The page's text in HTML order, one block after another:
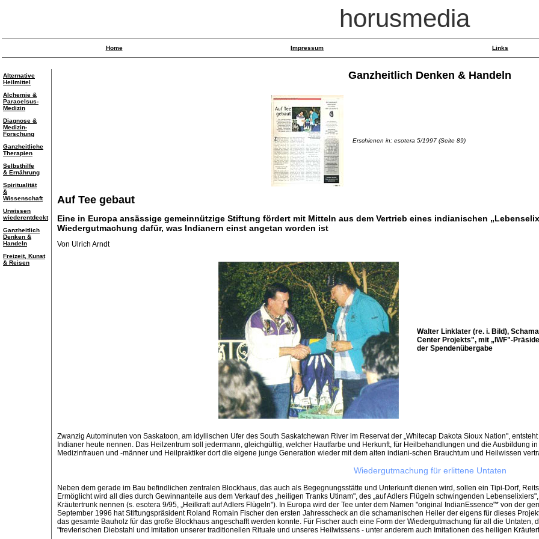
horusmedia
Home Impressum Links
Alternative
Heilmittel
Alchemie &
Paracelsus-
Medizin
Diagnose &
Medizin-
Forschung
Ganzheitliche
Therapien
Selbsthilfe
& Ernährung
Spiritualität
&
Wissenschaft
Urwissen
wiederentdeckt
Ganzheitlich
Denken &
Handeln
Freizeit, Kunst
& Reisen
Ganzheitlich Denken & Handeln
Erschienen in: esotera 5/1997 (Seite 89)
Auf Tee gebaut
Eine in Europa ansässige gemeinnützige Stiftung fördert mit Mitteln aus dem Vertrieb eines indianischen
Wiedergutmachung dafür, was Indianern einst angetan worden ist
Von Ulrich Arndt
Walter Linklater (re. i. Bild),
Center Projekts", mit „IWF"-
der Spendenübergabe
Zwanzig Autominuten von Saskatoon, am idyllischen Ufer des South Saskatchewan River im Reservat der „Whitecap Dakota Sioux Nation",
Indianer heute nennen. Das Heilzentrum soll jedermann, gleichgültig, welcher Hautfarbe und Herkunft, für Heilbehandlungen und die Ausbildung
Medizinfrauen und -männer und Heilpraktiker dort die eigene junge Generation wieder mit dem alten indiani-schen Brauchtum und Heilwissen
Wiedergutmachung für erlittene Untaten
Neben dem gerade im Bau befindlichen zentralen Blockhaus, das auch als Begegnungsstätte und Unterkunft dienen wird, sollen ein Tipi-Dorf,
Ermöglicht wird all dies durch Gewinnanteile aus dem Verkauf des „heiligen Tranks Utinam", des „auf Adlers Flügeln schwingenden
Kräutertrunk nennen (s. esotera 9/95, „Heilkraft auf Adlers Flügeln"). In Europa wird der Tee unter dem Namen "original IndianEssence"* von der
September 1996 hat Stiftungspräsident Roland Romain Fischer den ersten Jahresscheck an die schamanischen Heiler der eigens für dieses
das gesamte Bauholz für das große Blockhaus angeschafft werden konnte. Für Fischer auch eine Form der Wiedergutmachung für all die
"frevlerischen Diebstahl und Imitation unserer traditionellen Rituale und unseres Heilwissens - unter anderem auch Imitationen des heiligen